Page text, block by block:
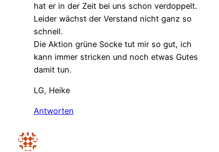
hat er in der Zeit bei uns schon verdoppelt.
Leider wächst der Verstand nicht ganz so
schnell.
Die Aktion grüne Socke tut mir so gut, ich
kann immer stricken und noch etwas Gutes
damit tun.
LG, Heike
Antworten